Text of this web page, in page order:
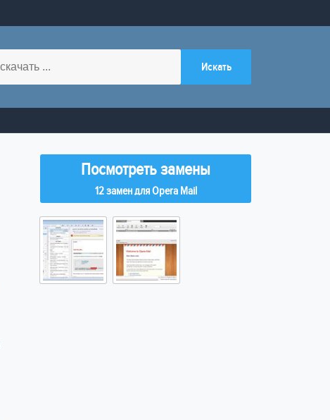
Посмотреть замены
12 замен для Opera Mail